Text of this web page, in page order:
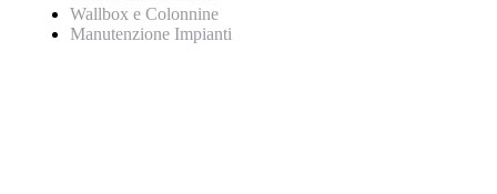
Wallbox e Colonnine
Manutenzione Impianti